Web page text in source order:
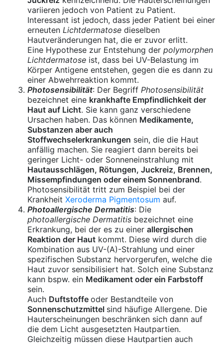
variieren jedoch von Patient zu Patient.
Interessant ist jedoch, dass jeder Patient bei einer
erneuten Lichtdermatose dieselben
Hautveränderungen hat, die er zuvor erlitt.
Eine Hypothese zur Entstehung der polymorphen
Lichtdermatose ist, dass bei UV-Belastung im
Körper Antigene entstehen, gegen die es dann zu
einer Abwehrreaktion kommt.
Photosensibilität: Der Begriff Photosensibilität
bezeichnet eine krankhafte Empfindlichkeit der
Haut auf Licht. Sie kann ganz verschiedene
Ursachen haben. Das können Medikamente,
Substanzen aber auch
Stoffwechselerkrankungen sein, die die Haut
anfällig machen. Sie reagiert dann bereits bei
geringer Licht- oder Sonneneinstrahlung mit
Hautausschlägen, Rötungen, Juckreiz, Brennen,
Missempfindungen oder einem Sonnenbrand.
Photosensibilität tritt zum Beispiel bei der
Krankheit Xeroderma Pigmentosum auf.
Photoallergische Dermatitis: Die
photoallergische Dermatitis bezeichnet eine
Erkrankung, bei der es zu einer allergischen
Reaktion der Haut kommt. Diese wird durch die
Kombination aus UV-(A)-Strahlung und einer
spezifischen Substanz hervorgerufen, welche die
Haut zuvor sensibilisiert hat. Solch eine Substanz
kann bspw. ein Medikament oder ein Farbstoff
sein.
Auch Duftstoffe oder Bestandteile von
Sonnenschutzmittel sind häufige Allergene. Die
Hauterscheinungen beschränken sich dann auf
die dem Licht ausgesetzten Hautpartien.
Gleichzeitig müssen diese Hautpartien auch